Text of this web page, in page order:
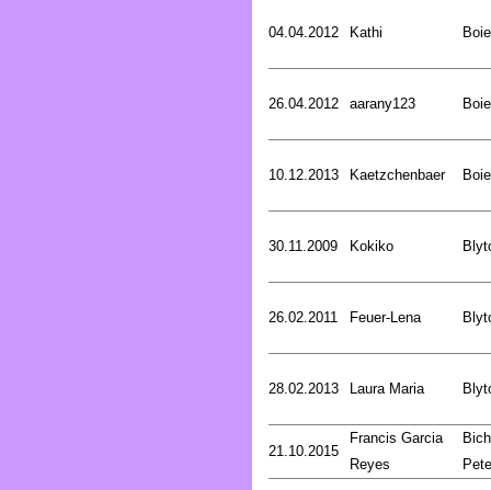
04.04.2012 Kathi
26.04.2012 aarany123
10.12.2013 Kaetzchenbaer
30.11.2009 Kokiko
26.02.2011 Feuer-Lena
28.02.2013 Laura Maria
21.10.2015
Francis Garcia
Reyes